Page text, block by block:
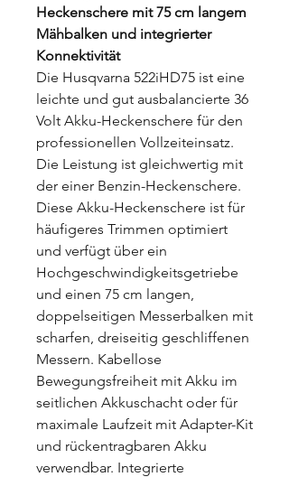
Heckenschere mit 75 cm langem
Mähbalken und integrierter
Konnektivität
Die Husqvarna 522iHD75 ist eine
leichte und gut ausbalancierte 36
Volt Akku-Heckenschere für den
professionellen Vollzeiteinsatz.
Die Leistung ist gleichwertig mit
der einer Benzin-Heckenschere.
Diese Akku-Heckenschere ist für
häufigeres Trimmen optimiert
und verfügt über ein
Hochgeschwindigkeitsgetriebe
und einen 75 cm langen,
doppelseitigen Messerbalken mit
scharfen, dreiseitig geschliffenen
Messern. Kabellose
Bewegungsfreiheit mit Akku im
seitlichen Akkuschacht oder für
maximale Laufzeit mit Adapter-Kit
und rückentragbaren Akku
verwendbar. Integrierte